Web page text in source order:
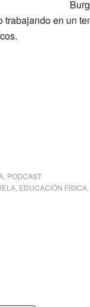
trabajando en un
PODCAST
EDUCACIÓN FÍSICA